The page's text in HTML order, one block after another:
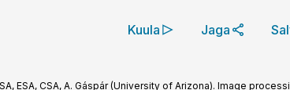
Kuula Jaga
ESA, CSA, A. Gáspár (University of Arizona). Image